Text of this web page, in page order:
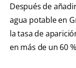
Después de
agua potable en
la tasa de
en más de un 60